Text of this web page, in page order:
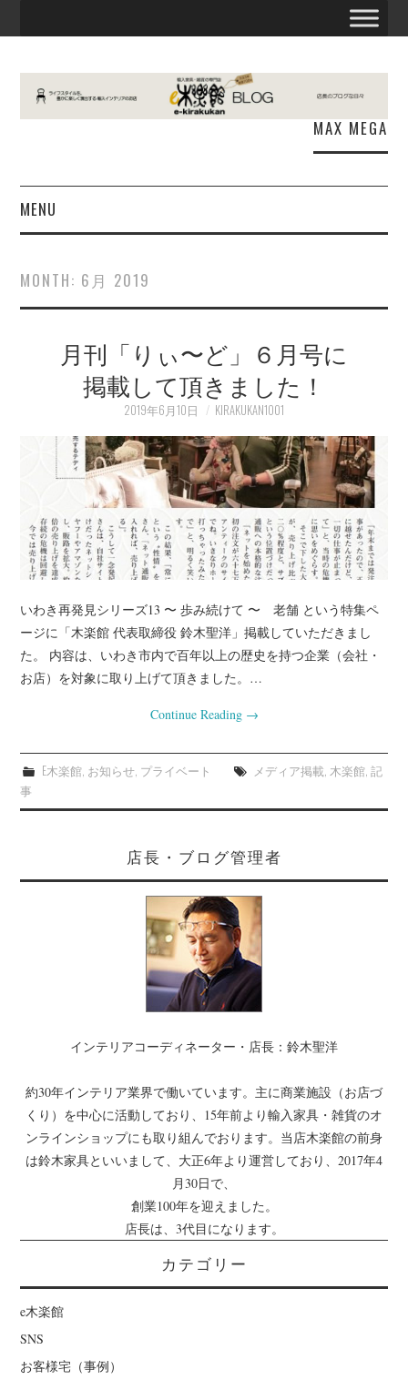
MAX MEGA
MENU
商品情報
プライベート
お客様宅（事例）
インテリアの知恵袋
店長業務
MONTH: 6月 2019
月刊「りぃ〜ど」６月号に
掲載して頂きました！
2019年6月10日 KIRAKUKAN1001
いわき再発見シリーズ13 〜 歩み続けて 〜 老舗 という特集ペ
ージに「木楽館 代表取締役 鈴木聖洋」掲載していただきまし
た。 内容は、いわき市内で百年以上の歴史を持つ企業（会社・
お店）を対象に取り上げて頂きました。…
Continue Reading →
E木楽館, お知らせ, プライベート メディア掲載, 木楽館, 記
事
店長・ブログ管理者
インテリアコーディネーター・店長：鈴木聖洋
約30年インテリア業界で働いています。主に商業施設（お店づ
くり）を中心に活動しており、15年前より輸入家具・雑貨のオ
ンラインショップにも取り組んでおります。当店木楽館の前身
は鈴木家具といいまして、大正6年より運営しており、2017年4
月30日で、
創業100年を迎えました。
店長は、3代目になります。
カテゴリー
e木楽館
SNS
お客様宅（事例）